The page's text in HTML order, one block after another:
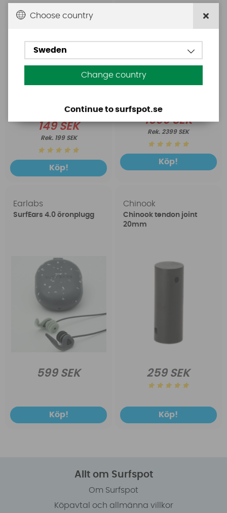
149 SEK
199 SEK
Köp!
1699 SEK
2399 SEK
Köp!
Earlabs
SurfEars 4.0 öronplugg
599 SEK
Köp!
Chinook
Chinook tendon joint
20mm
259 SEK
Köp!
Allt om Surfspot
Om Surfspot
Köpavtal och allmänna villkor
Choose country
Sweden
Change country
Continue to surfspot.se